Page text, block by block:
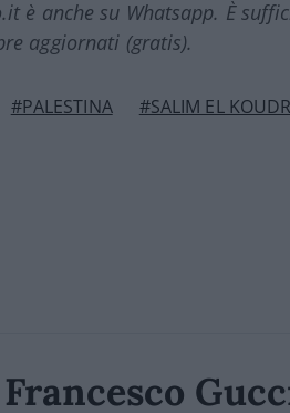
è anche su Whatsapp. È
aggiornati (gratis).
#PALESTINA #SALIM EL